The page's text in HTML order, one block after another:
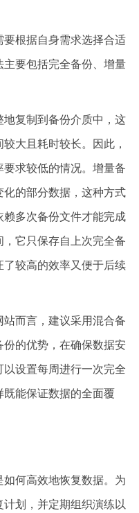
根据自身需求选择合适
要包括完全备份、增量
复制到备份介质中，这
大且耗时较长。因此，
求较低的情况。增量备
的部分数据，这种方式
多次备份文件才能完成
它只保存自上次完全备
较高的效率又便于后续
而言，建议采用混合备
的优势，在确保数据安
设置每周进行一次完全
能保证数据的全面覆
何高效地恢复数据。为
划，并定期组织演练以